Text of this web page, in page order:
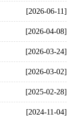
[2026-06-11]
[2026-04-08]
[2026-03-24]
[2026-03-02]
[2025-02-28]
[2024-11-04]